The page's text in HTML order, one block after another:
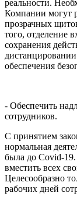
реальности.
Компании могут
прозрачных
того, отделение
сохранения
обеспечения
- Обеспечить
сотрудников.
С принятием
нормальная
была до Covid-
вместить всех
Целесообразно
рабочих дней